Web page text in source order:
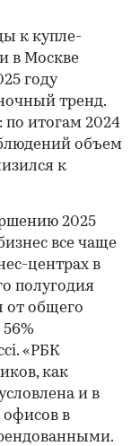
к купле-
в Москве
году
тренд.
итогам 2024
объем
к
2025
все чаще
центрах в
полугодия
от общего
«РБК
как
и в
в